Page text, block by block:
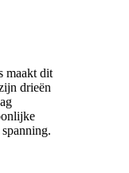
maakt dit
drieën